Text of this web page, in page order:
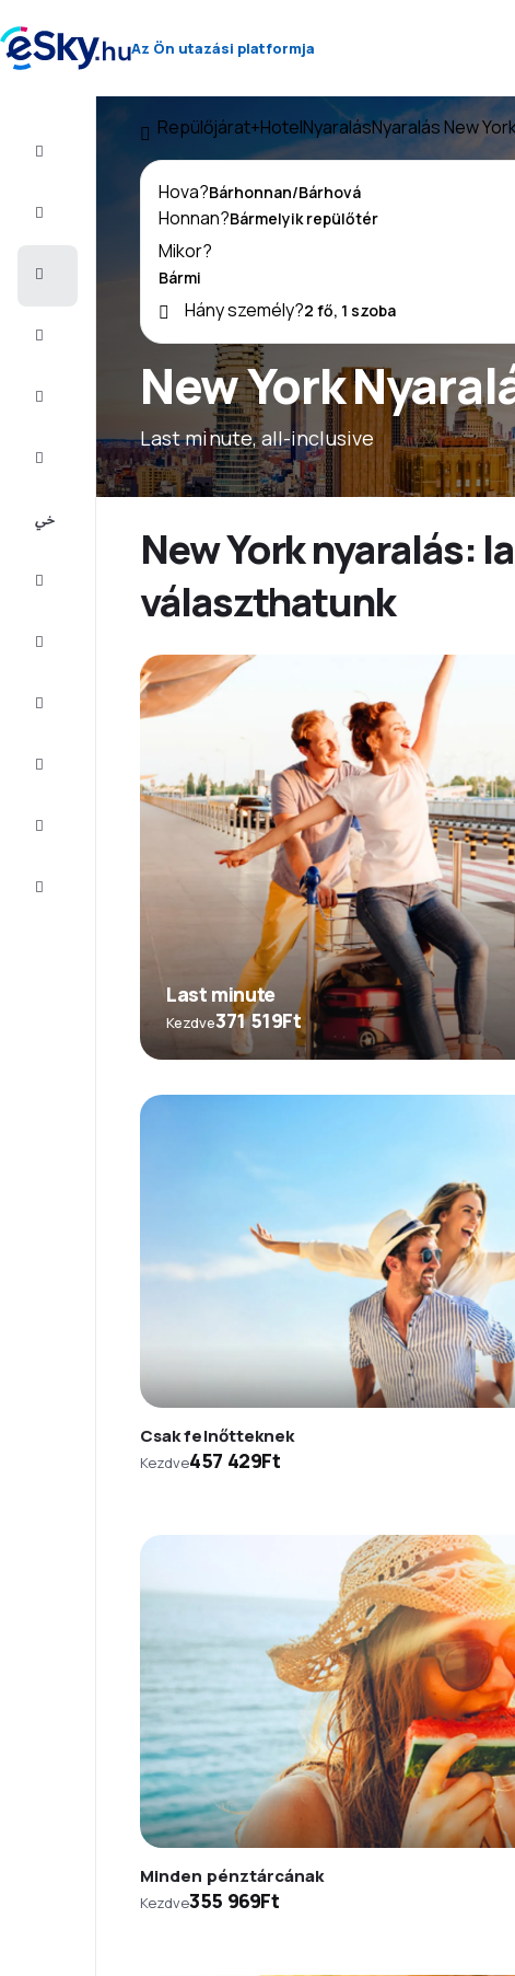
Az Ön utazási platformja
Repülőjárat+HotelNyaralásNyaralás New
New York
Last minute, all-inclusive
Hova?
Honnan?
Mikor?
Hány személy?
New York nyaralás:
választhatunk
Last minute
Kezdve371 519Ft
Csak felnőtteknek
Kezdve457 429Ft
Minden pénztárcának
Kezdve355 969Ft